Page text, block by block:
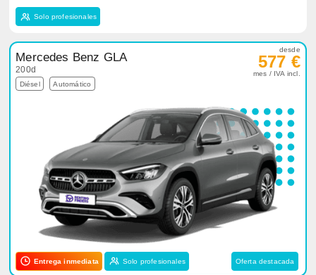
Solo profesionales
Mercedes Benz GLA
200d
Diésel Automático
desde
577 €
mes / IVA incl.
Entrega inmediata Solo profesionales Oferta destacada